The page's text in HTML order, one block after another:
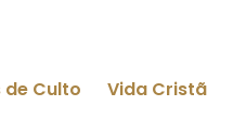
de Culto Vida Cristã